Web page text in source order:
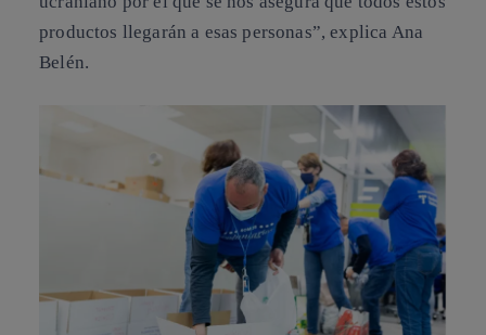
productos llegarán a esas personas”, explica Ana
Belén.